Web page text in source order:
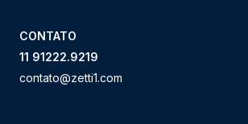
CONTATO
11 91222.9219
contato@zetti1.com